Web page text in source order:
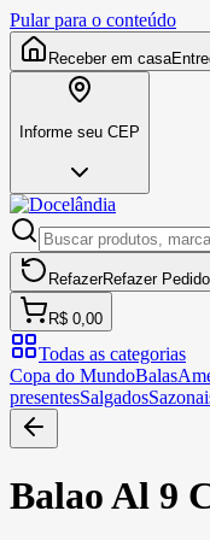
Pular para o conteúdo
Receber em casa
Informe seu CEP
RefazerRefazer Pedido
R$ 0,00
Todas as categorias
Copa do MundoBalas
presentesSalgados
Balao Al 9